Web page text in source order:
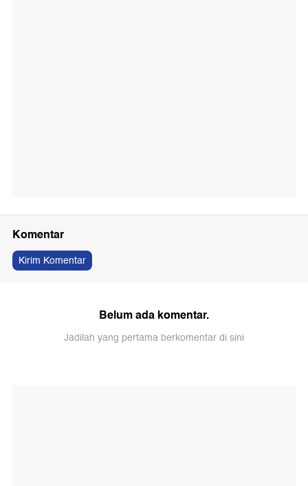
Komentar
Kirim Komentar
Belum ada komentar.
Jadilah yang pertama berkomentar di sini